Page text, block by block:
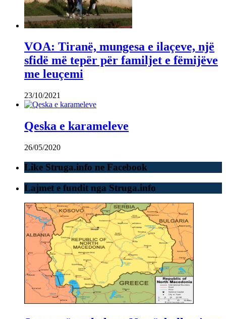
VOA: Tiranë, mungesa e ilaçeve, një
sfidë më tepër për familjet e fëmijëve
me leuçemi
23/10/2021
Qeska e karameleve
26/05/2020
Like Struga.info ne Facebook
Lajmet e fundit nga Struga.info